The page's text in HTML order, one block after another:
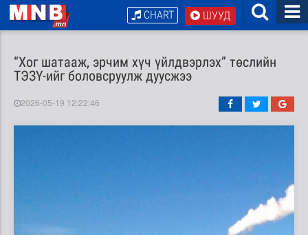
ШУУД
CHART
“Хог шатааж, эрчим хүч үйлдвэрлэх” төслийн
ТЭЗҮ-ийг боловсруулж дуусжээ
2026-05-19 12:22:46